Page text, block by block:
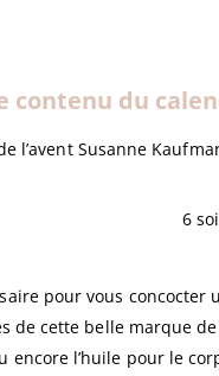
contenu du
l’avent Susanne
6
pour vous
de cette belle marque
encore l’huile pour le